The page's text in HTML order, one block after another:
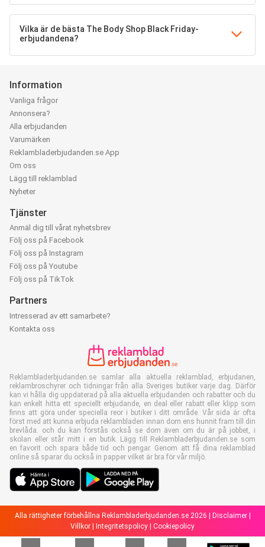
Vilka är de bästa The Body Shop Black Friday-
erbjudandena?
Information
Vanliga frågor
Annonsera?
Alla erbjudanden
Varumärken
Reklambladerbjudanden.se App
Om oss
Lägg till reklamblad
Nyheter
Tjänster
Anmäl dig till vårat nyhetsbrev
Följ oss på Facebook
Följ oss på Instagram
Följ oss på Youtube
Följ oss på TikTok
Partners
Intresserad av ett samarbete?
Kontakta oss
Reklambladerbjudanden.se samlar alla aktuella reklamblad, erbjudanen,
reklambroschyrer och tidningar från alla Sveriges butiker varje dag. Därför
kan vi hålla dig uppdaterad på alla aktuella erbjudanden och rabatter och du
kan enkelt hitta ett speciellt erbjudande, en deal eller rabatt eller klipp som
finns att göra under speciella reor i butiker i ditt område. Vår sida är ofta
först med att kunna erbjuda reklambladen innan dom ens hunnit fram till din
brevlåda. och du kan förstås också se dom även om du är på jobbet, i
skolan eller står mitt i en butik. Lägg till Reklambladerbjudanden.se som
en favorit och spara både tid och pengar. Genom att få dina reklamblad
online så sparar du också in papper vilket är bra för vår miljö.
Alla rättigheter förbehållna Reklambladerbjudanden.se 2026 | Disclaimer|
Villkor
Integritetspolicy Cookiepolicy